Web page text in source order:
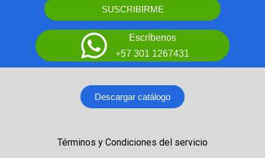
SUSCRIBIRME
Escríbenos
+57 301 1267431
Descargar catálogo
Términos y Condiciones del servicio